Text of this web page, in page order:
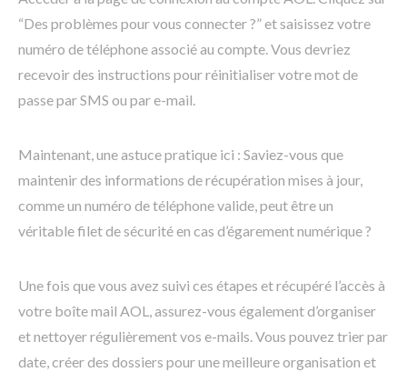
“Des problèmes pour vous connecter ?” et saisissez votre
numéro de téléphone associé au compte. Vous devriez
recevoir des instructions pour réinitialiser votre mot de
passe par SMS ou par e-mail.
Maintenant, une astuce pratique ici : Saviez-vous que
maintenir des informations de récupération mises à jour,
comme un numéro de téléphone valide, peut être un
véritable filet de sécurité en cas d’égarement numérique ?
Une fois que vous avez suivi ces étapes et récupéré l’accès à
votre boîte mail AOL, assurez-vous également d’organiser
et nettoyer régulièrement vos e-mails. Vous pouvez trier par
date, créer des dossiers pour une meilleure organisation et